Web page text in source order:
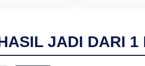
JADI DARI 1